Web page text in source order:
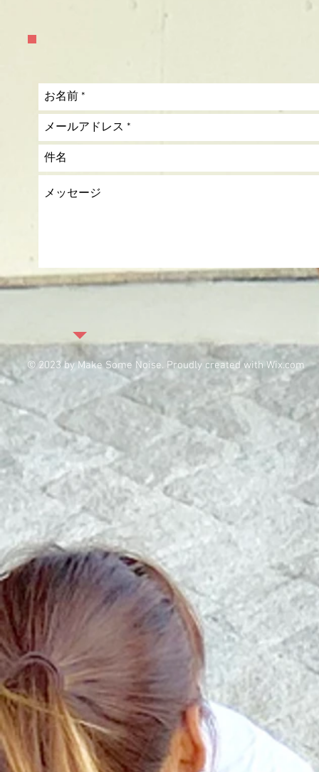
© 2023 by Make Some Noise. Proudly created with Wix.com